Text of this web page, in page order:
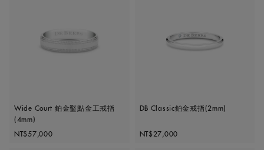
Wide Court 鉑金鑿點金工戒指
(4mm)
Original price
NT$57,000
DB Classic鉑金戒指(2mm)
Original price
NT$27,000